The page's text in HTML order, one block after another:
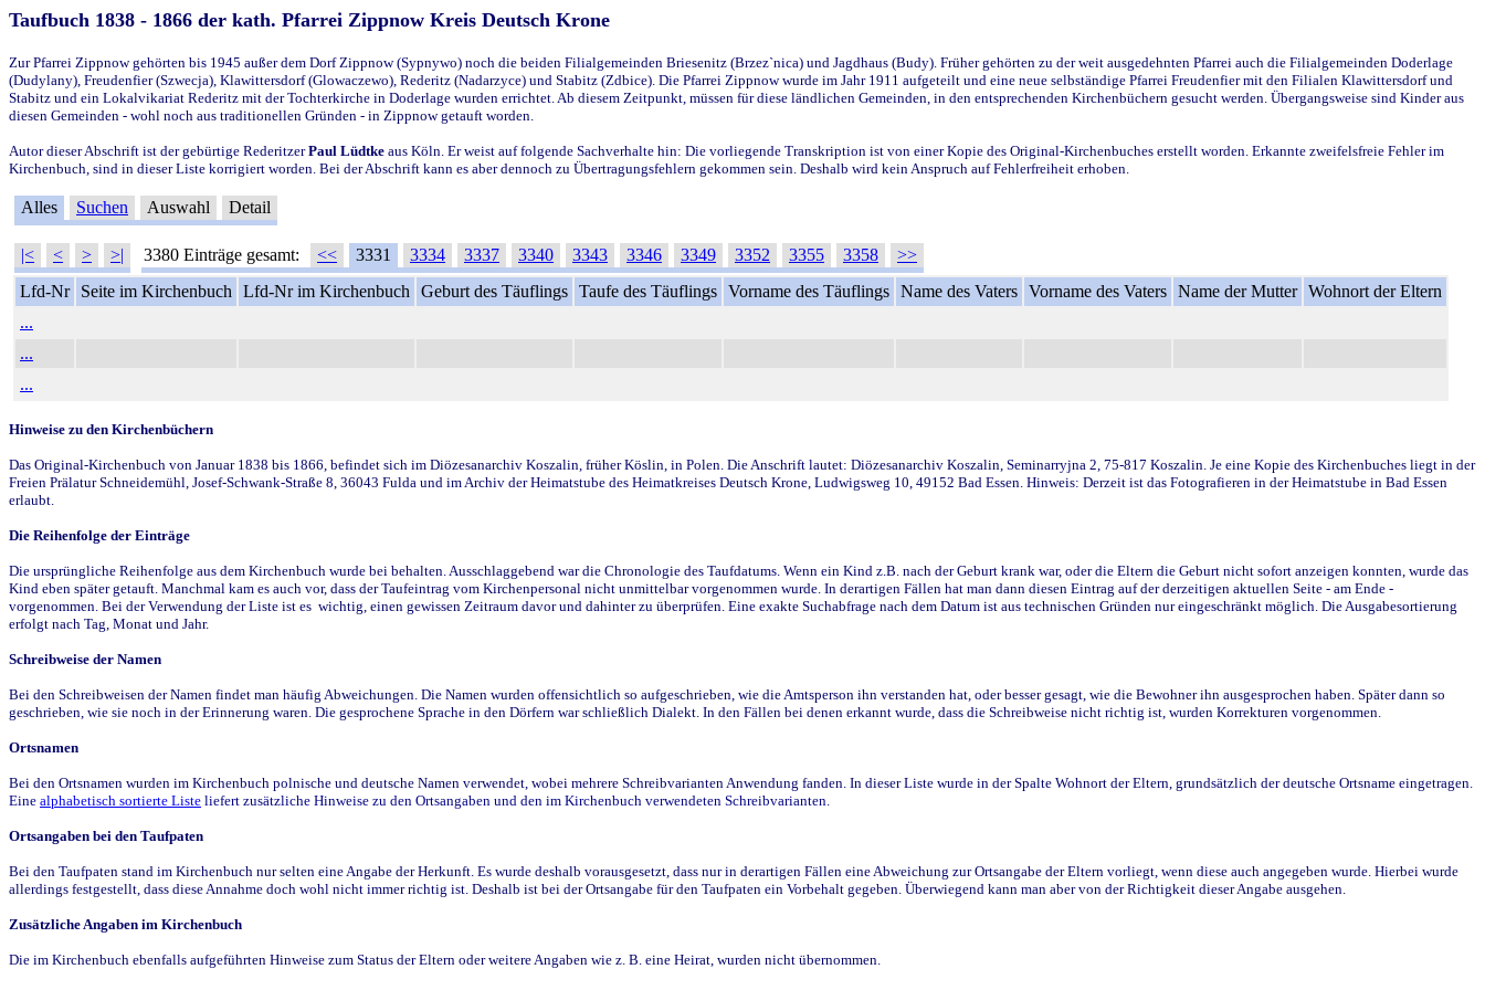
Taufbuch 1838 - 1866 der kath. Pfarrei Zippnow Kreis Deutsch Krone
Zur Pfarrei Zippnow gehörten bis 1945 außer dem Dorf Zippnow (Sypnywo) noch die beiden Filialgemeinden Briesenitz (Brzez`nica) und Jagdhaus (Budy). Früher gehörten zu der weit ausgedehnten Pfarrei auch die Filialgemeinden Doderlage
(Dudylany), Freudenfier (Szwecja), Klawittersdorf (Glowaczewo), Rederitz (Nadarzyce) und Stabitz (Zdbice). Die Pfarrei Zippnow wurde im Jahr 1911 aufgeteilt und eine neue selbständige Pfarrei Freudenfier mit den Filialen Klawittersdorf und
Stabitz und ein Lokalvikariat Rederitz mit der Tochterkirche in Doderlage wurden errichtet. Ab diesem Zeitpunkt, müssen für diese ländlichen Gemeinden, in den entsprechenden Kirchenbüchern gesucht werden. Übergangsweise sind Kinder aus
diesen Gemeinden - wohl noch aus traditionellen Gründen - in Zippnow getauft worden.
Autor dieser Abschrift ist der gebürtige RederitzerPaul Lüdtke aus Köln. Er weist auf folgende Sachverhalte hin: Die vorliegende Transkription ist von einer Kopie des Original-Kirchenbuches erstellt worden. Erkannte zweifelsfreie Fehler im
Kirchenbuch, sind in dieser Liste korrigiert worden. Bei der Abschrift kann es aber dennoch zu Übertragungsfehlern gekommen sein. Deshalb wird kein Anspruch auf Fehlerfreiheit erhoben.
Alles Suchen Auswahl Detail
|< < > >| 3380 Einträge gesamt: << 3331 3334 3337 3340 3343 3346 3349 3352 3355 3358
>>
Lfd-Nr
Seite im Kirchenbuch Lfd-Nr im Kirchenbuch Geburt des Täuflings Taufe des Täuflings Vorname des Täuflings Name des Vaters Vorname des Vaters Name der Mutter Wohnort der Eltern
...
...
...
Hinweise zu den Kirchenbüchern
Das Original-Kirchenbuch von Januar 1838 bis 1866, befindet sich im Diözesanarchiv Koszalin, früher Köslin, in Polen. Die Anschrift lautet: Diözesanarchiv Koszalin, Seminarryjna 2, 75-817 Koszalin. Je eine Kopie des Kirchenbuches liegt in der
Freien Prälatur Schneidemühl, Josef-Schwank-Straße 8, 36043 Fulda und im Archiv der Heimatstube des Heimatkreises Deutsch Krone, Ludwigsweg 10, 49152 Bad Essen. Hinweis: Derzeit ist das Fotografieren in der Heimatstube in Bad Essen
erlaubt.
Die Reihenfolge der Einträge
Die ursprüngliche Reihenfolge aus dem Kirchenbuch wurde bei behalten. Ausschlaggebend war die Chronologie des Taufdatums. Wenn ein Kind z.B. nach der Geburt krank war, oder die Eltern die Geburt nicht sofort anzeigen konnten, wurde das
Kind eben später getauft. Manchmal kam es auch vor, dass der Taufeintrag vom Kirchenpersonal nicht unmittelbar vorgenommen wurde. In derartigen Fällen hat man dann diesen Eintrag auf der derzeitigen aktuellen Seite - am Ende -
vorgenommen. Bei der Verwendung der Liste ist es wichtig, einen gewissen Zeitraum davor und dahinter zu überprüfen. Eine exakte Suchabfrage nach dem Datum ist aus technischen Gründen nur eingeschränkt möglich. Die Ausgabesortierung
erfolgt nach Tag, Monat und Jahr.
Schreibweise der Namen
Bei den Schreibweisen der Namen findet man häufig Abweichungen. Die Namen wurden offensichtlich so aufgeschrieben, wie die Amtsperson ihn verstanden hat, oder besser gesagt, wie die Bewohner ihn ausgesprochen haben. Später dann so
geschrieben, wie sie noch in der Erinnerung waren. Die gesprochene Sprache in den Dörfern war schließlich Dialekt. In den Fällen bei denen erkannt wurde, dass die Schreibweise nicht richtig ist, wurden Korrekturen vorgenommen.
Ortsnamen
Bei den Ortsnamen wurden im Kirchenbuch polnische und deutsche Namen verwendet, wobei mehrere Schreibvarianten Anwendung fanden. In dieser Liste wurde in der Spalte Wohnort der Eltern, grundsätzlich der deutsche Ortsname eingetragen.
Eine alphabetisch sortierte Liste liefert zusätzliche Hinweise zu den Ortsangaben und den im Kirchenbuch verwendeten Schreibvarianten.
Ortsangaben bei den Taufpaten
Bei den Taufpaten stand im Kirchenbuch nur selten eine Angabe der Herkunft. Es wurde deshalb vorausgesetzt, dass nur in derartigen Fällen eine Abweichung zur Ortsangabe der Eltern vorliegt, wenn diese auch angegeben wurde. Hierbei wurde
allerdings festgestellt, dass diese Annahme doch wohl nicht immer richtig ist. Deshalb ist bei der Ortsangabe für den Taufpaten ein Vorbehalt gegeben. Überwiegend kann man aber von der Richtigkeit dieser Angabe ausgehen.
Zusätzliche Angaben im Kirchenbuch
Die im Kirchenbuch ebenfalls aufgeführten Hinweise zum Status der Eltern oder weitere Angaben wie z. B. eine Heirat, wurden nicht übernommen.